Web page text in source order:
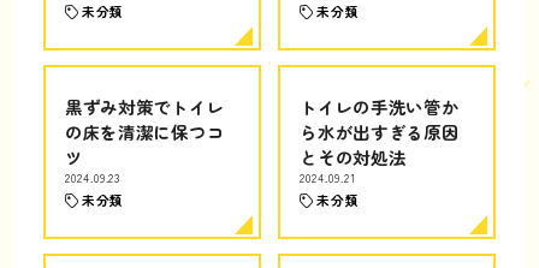
未分類 未分類
黒ずみ対策でトイレ
の床を清潔に保つコ
ツ
2024.09.23
未分類
トイレの手洗い管か
ら水が出すぎる原因
とその対処法
2024.09.21
未分類